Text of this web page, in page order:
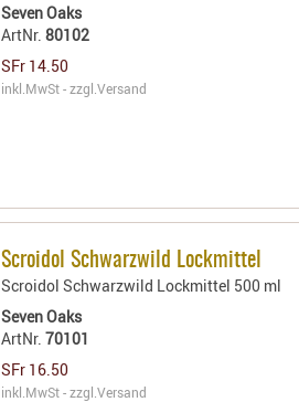
Seven Oaks
ArtNr.80102
SFr 14.50
inkl.MwSt - zzgl.Versand
Scroidol Schwarzwild Lockmittel
Scroidol Schwarzwild Lockmittel 500 ml
Seven Oaks
ArtNr.70101
SFr 16.50
inkl.MwSt - zzgl.Versand